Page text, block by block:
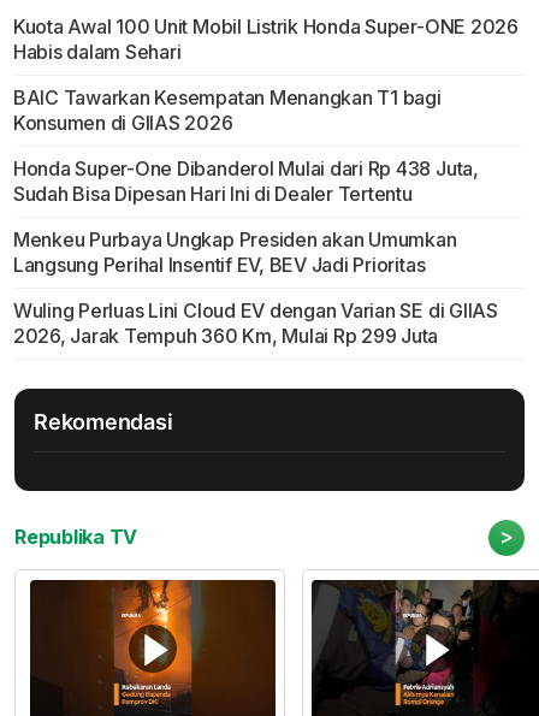
Kuota Awal 100 Unit Mobil Listrik Honda Super-ONE 2026
Habis dalam Sehari
BAIC Tawarkan Kesempatan Menangkan T1 bagi
Konsumen di GIIAS 2026
Honda Super-One Dibanderol Mulai dari Rp 438 Juta,
Sudah Bisa Dipesan Hari Ini di Dealer Tertentu
Menkeu Purbaya Ungkap Presiden akan Umumkan
Langsung Perihal Insentif EV, BEV Jadi Prioritas
Wuling Perluas Lini Cloud EV dengan Varian SE di GIIAS
2026, Jarak Tempuh 360 Km, Mulai Rp 299 Juta
Rekomendasi
Republika TV >